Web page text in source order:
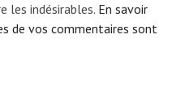
les indésirables. En savoir
de vos commentaires sont